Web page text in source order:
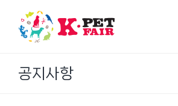
content
공지사항